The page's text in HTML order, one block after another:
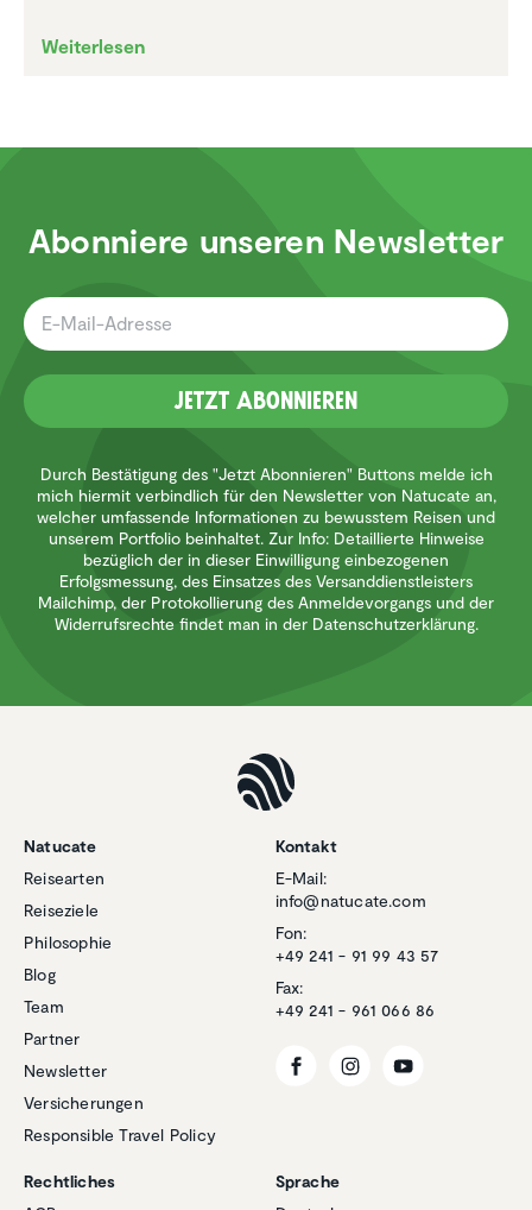
Weiterlesen
Abonniere unseren Newsletter
Jetzt Abonnieren
Durch Bestätigung des "Jetzt Abonnieren" Buttons melde ich
mich hiermit verbindlich für den Newsletter von Natucate an,
welcher umfassende Informationen zu bewusstem Reisen und
unserem Portfolio beinhaltet. Zur Info: Detaillierte Hinweise
bezüglich der in dieser Einwilligung einbezogenen
Erfolgsmessung, des Einsatzes des Versanddienstleisters
Mailchimp, der Protokollierung des Anmeldevorgangs und der
Widerrufsrechte findet man in der Datenschutzerklärung.
Natucate
Reisearten
Reiseziele
Philosophie
Blog
Team
Partner
Newsletter
Versicherungen
Responsible Travel Policy
Kontakt
E-Mail:
info@natucate.com
Fon:
+49 241 - 91 99 43 57
Fax:
+49 241 - 961 066 86
Rechtliches
Sprache
Kundenbewertungen und Erfahrungen zu